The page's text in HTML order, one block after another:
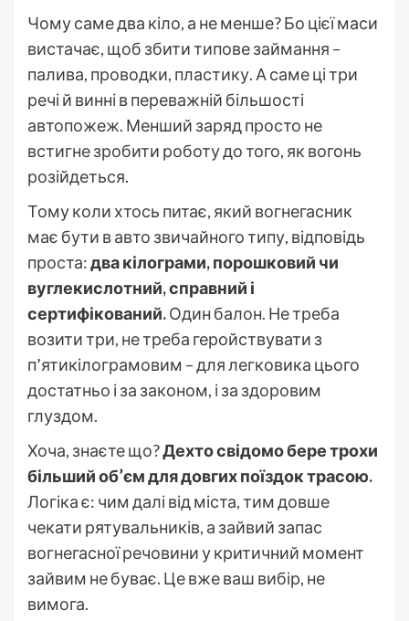
Чому саме два кіло, а не менше? Бо цієї маси
вистачає, щоб збити типове займання –
палива, проводки, пластику. А саме ці три
речі й винні в переважній більшості
автопожеж. Менший заряд просто не
встигне зробити роботу до того, як вогонь
розійдеться.
Тому коли хтось питає, який вогнегасник
має бути в авто звичайного типу, відповідь
проста:два кілограми, порошковий чи
вуглекислотний, справний і
сертифікований.Один балон. Не треба
возити три, не треба геройствувати з
п’ятикілограмовим – для легковика цього
достатньо і за законом, і за здоровим
глуздом.
Хоча, знаєте що?Дехто свідомо бере трохи
більший об’єм для довгих поїздок трасою.
Логіка є: чим далі від міста, тим довше
чекати рятувальників, а зайвий запас
вогнегасної речовини у критичний момент
зайвим не буває. Це вже ваш вибір, не
вимога.